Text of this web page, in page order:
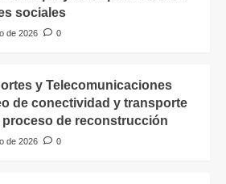
sociales
de 2026
0
y Telecomunicaciones
de conectividad y transporte
de reconstrucción
de 2026 0